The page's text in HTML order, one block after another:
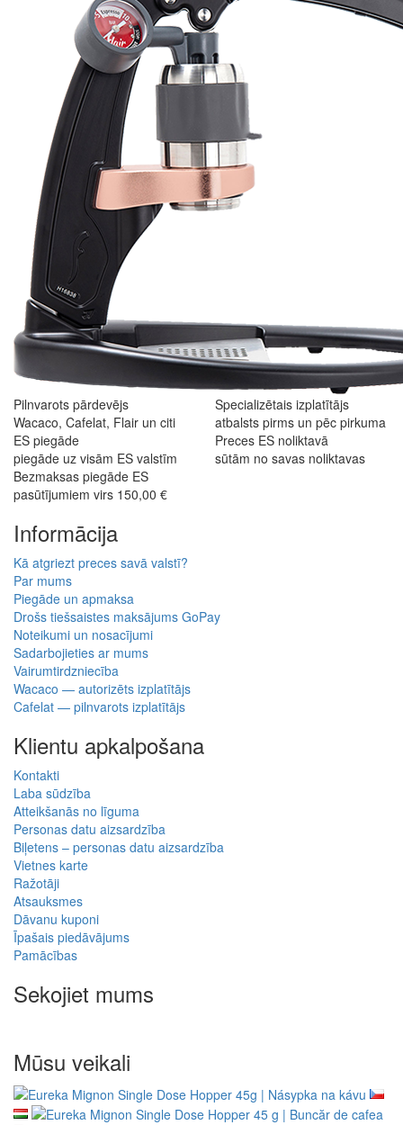
Pilnvarots pārdevējs
Wacaco, Cafelat, Flair un citi
Specializētais izplatītājs
atbalsts pirms un pēc pirkuma
ES piegāde
piegāde uz visām ES valstīm
Preces ES noliktavā
sūtām no savas noliktavas
Bezmaksas piegāde ES
pasūtījumiem virs 150,00 €
Informācija
Kā atgriezt preces savā valstī?
Par mums
Piegāde un apmaksa
Drošs tiešsaistes maksājums GoPay
Noteikumi un nosacījumi
Sadarbojieties ar mums
Vairumtirdzniecība
Wacaco — autorizēts izplatītājs
Cafelat — pilnvarots izplatītājs
Klientu apkalpošana
Kontakti
Laba sūdzība
Atteikšanās no līguma
Personas datu aizsardzība
Biļetens – personas datu aizsardzība
Vietnes karte
Ražotāji
Atsauksmes
Dāvanu kuponi
Īpašais piedāvājums
Pamācības
Sekojiet mums
Mūsu veikali